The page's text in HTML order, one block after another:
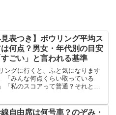
見表つき】ボウリング平均ス
は何点？男女・年代別の目安
すごい」と言われる基準
ングに行くと、ふと気になります
「みんな何点くらい取っている
「私のスコアって普通？それとも
います。でも大丈夫。ボウリング
自由席は何号車？のぞみ・